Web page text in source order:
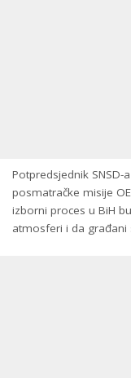
Potpredsjednik SNSD-
posmatračke misije
izborni proces u BiH
atmosferi i da